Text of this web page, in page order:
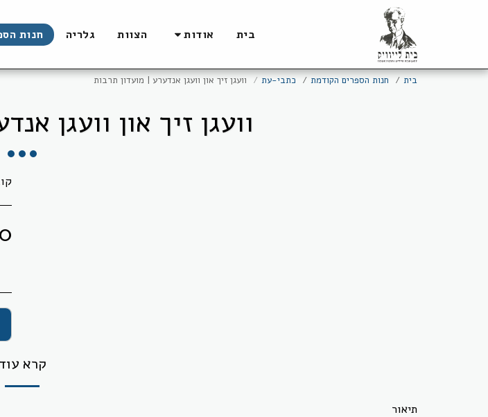
בית אודות הצוות גלריה חנות
בית חנות הספרים הקודמת כתבי-עת וועגן זיך און וועגן אנדערע | מועדון תרבות
וועגן זיך און וועגן
קרא
תיאור